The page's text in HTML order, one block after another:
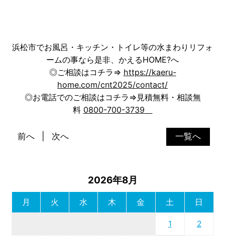
浜松市でお風呂・キッチン・トイレ等の水まわりリフォ
ームの事なら是非、かえるHOME?へ
◎ご相談はコチラ⇒ https://kaeru-
home.com/cnt2025/contact/
◎お電話でのご相談はコチラ⇒見積無料・相談無
料 0800-700-3739
一覧へ
前へ 次へ
2026年8月
月 火 水 木 金 土 日
1 2